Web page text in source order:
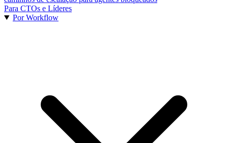
Para CTOs e Líderes
Por Workflow